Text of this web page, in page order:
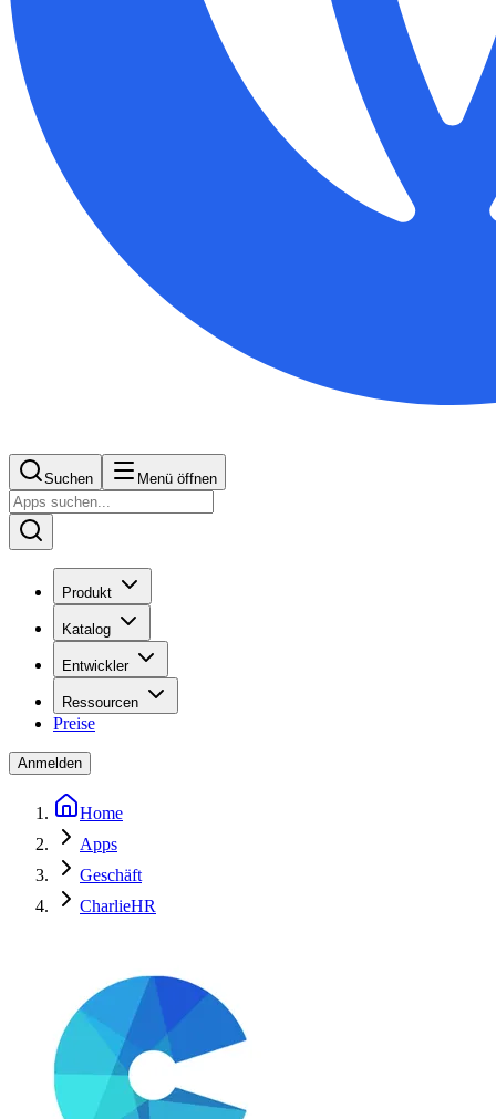
Suchen Menü öffnen
Produkt
Katalog
Entwickler
Ressourcen
Preise
Anmelden
Home
Apps
Geschäft
CharlieHR